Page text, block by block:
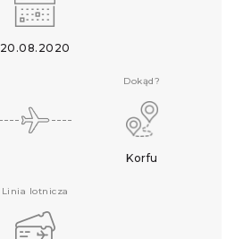
20.08.2020
Dokąd?
Korfu
Linia lotnicza